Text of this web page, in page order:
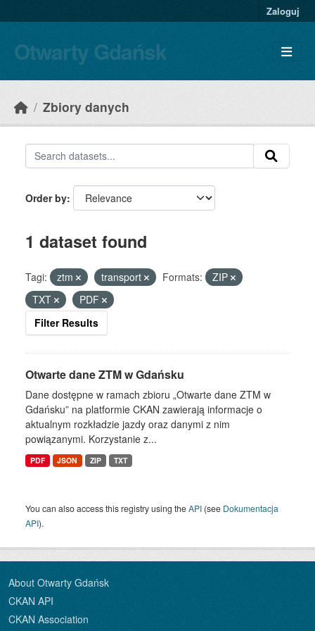
Zaloguj
Otwarty Gdańsk
Zbiory danych
Order by
1 dataset found
Tagi: ztm transport Formats:
ZIP
TXT
PDF
Filter Results
Otwarte dane ZTM w Gdańsku
Dane dostępne w ramach zbioru „Otwarte dane ZTM w
Gdańsku” na platformie CKAN zawierają informacje o
aktualnym rozkładzie jazdy oraz danymi z nim
powiązanymi. Korzystanie z...
PDF JSON ZIP TXT
You can also access this registry using theAPI (see Dokumentacja
API).
About Otwarty Gdańsk
CKAN API
CKAN Association